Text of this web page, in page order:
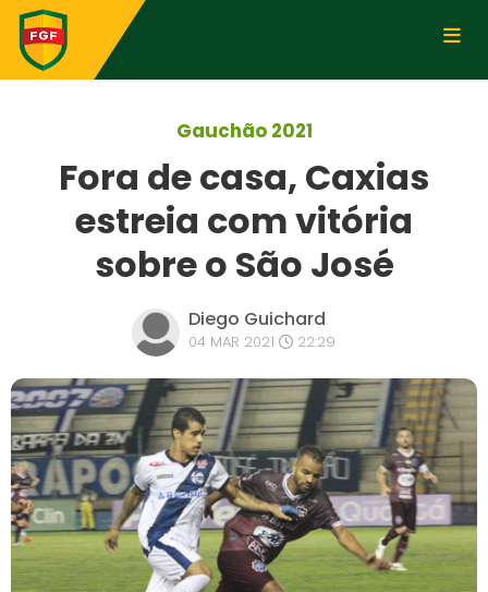
Gauchão 2021
Fora de casa, Caxias
estreia com vitória
sobre o São José
Diego Guichard
04 MAR 2021 22:29